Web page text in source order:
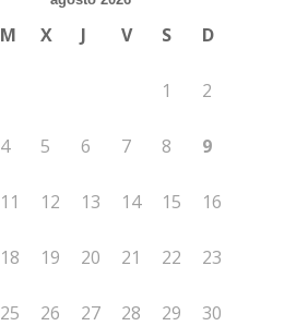
M X J V S D
1 2
4 5 6 7 8 9
11 12 13 14 15 16
18 19 20 21 22 23
25 26 27 28 29 30